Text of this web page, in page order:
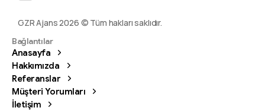
GZR Ajans 2026 © Tüm hakları saklıdır.
Bağlantılar
Anasayfa
Hakkımızda
Referanslar
Müşteri Yorumları
İletişim